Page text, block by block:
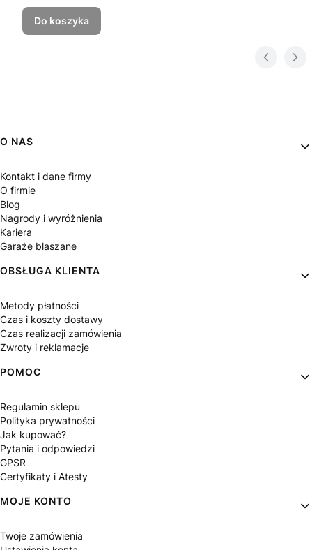
Do koszyka
Linki w stopce
O NAS
Kontakt i dane firmy
O firmie
Blog
Nagrody i wyróżnienia
Kariera
Garaże blaszane
OBSŁUGA KLIENTA
Metody płatności
Czas i koszty dostawy
Czas realizacji zamówienia
Zwroty i reklamacje
POMOC
Regulamin sklepu
Polityka prywatności
Jak kupować?
Pytania i odpowiedzi
GPSR
Certyfikaty i Atesty
MOJE KONTO
Twoje zamówienia